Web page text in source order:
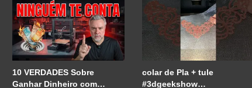
10 VERDADES Sobre
Ganhar Dinheiro com
colar de Pla + tule
#3dgeekshow